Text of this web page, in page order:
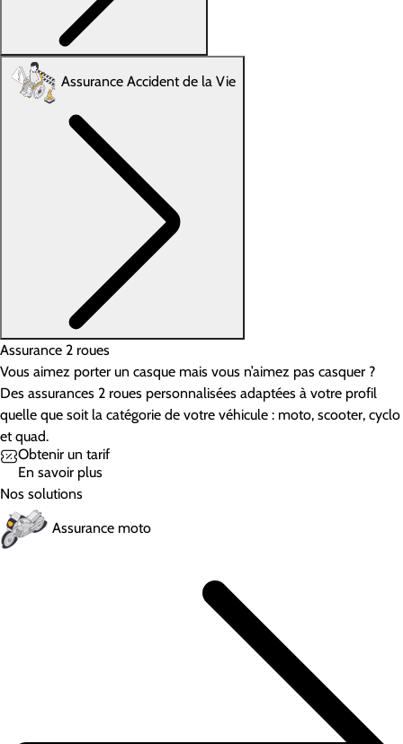
Assurance Accident de la Vie
Assurance 2 roues
Vous aimez porter un casque mais vous n’aimez pas casquer ?
Des assurances 2 roues personnalisées adaptées à votre profil
quelle que soit la catégorie de votre véhicule : moto, scooter, cyclo
et quad.
Obtenir un tarif
En savoir plus
Nos solutions
Assurance moto